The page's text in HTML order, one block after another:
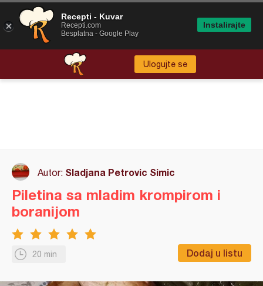
Ulogujte se
Autor: Sladjana Petrovic Simic
20 min Dodaj u listu
Piletina sa mladim krompirom i
boranijom
Recepti - Kuvar
Recepti.com
Besplatna - Google Play
Instalirajte